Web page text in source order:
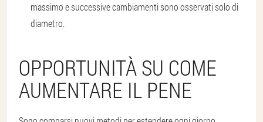
massimo e successive cambiamenti sono osservati solo di
diametro.
OPPORTUNITÀ SU COME
AUMENTARE IL PENE